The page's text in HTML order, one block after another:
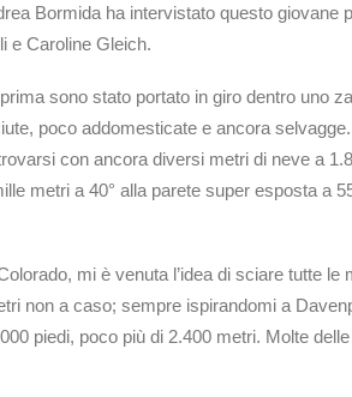
Bormida ha intervistato questo
e Caroline Gleich.
sono stato portato in giro dentro uno
poco addomesticate e ancora
con ancora diversi metri di neve a
metri a 40° alla parete super esposta a
mi è venuta l’idea di sciare tutte
non a caso; sempre ispirandomi a
piedi, poco più di 2.400 metri. Molte